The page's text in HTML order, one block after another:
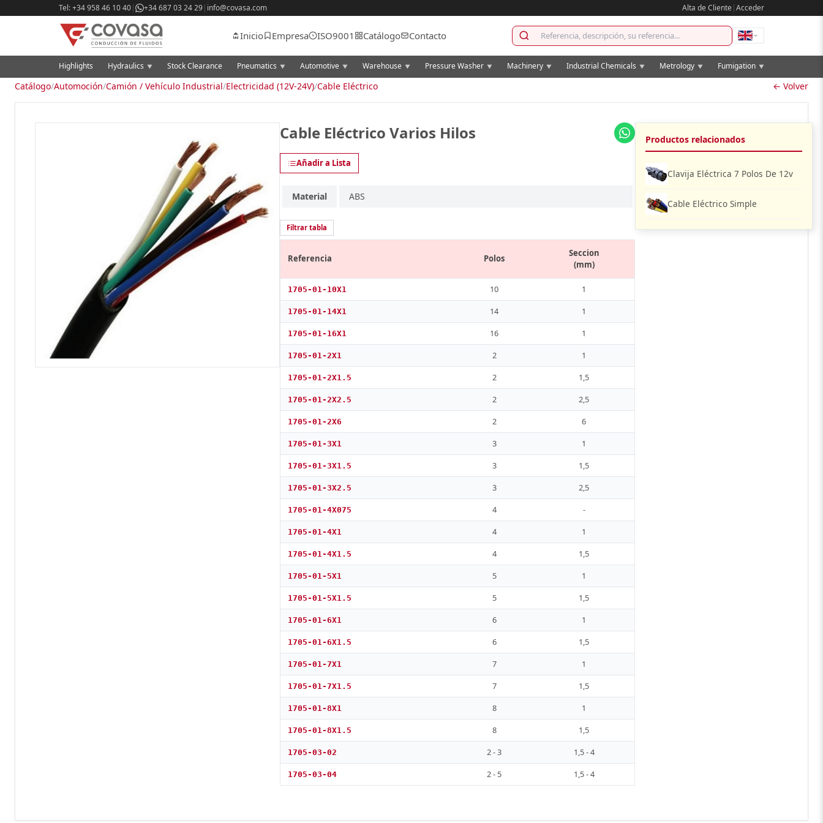
Tel: +34 958 46 10 40| +34 687 03 24 29| info@covasa.com Alta de Cliente|Acceder
Inicio Empresa ISO9001 Catálogo Contacto
Highlights Hydraulics ▼ Stock Clearance Pneumatics ▼ Automotive ▼ Warehouse ▼ Pressure Washer ▼ Machinery ▼ Industrial Chemicals ▼ Metrology ▼ Fumigation ▼
Catálogo/Automoción/Camión / Vehículo Industrial/Electricidad (12V-24V)/Cable Eléctrico ← Volver
Cable Eléctrico Varios Hilos
Añadir a Lista
Material ABS
Filtrar tabla
Referencia Polos
Seccion
(mm)
1705-01-10X1 10 1
1705-01-14X1 14 1
1705-01-16X1 16 1
1705-01-2X1 2 1
1705-01-2X1.5 2 1,5
1705-01-2X2.5 2 2,5
1705-01-2X6 2 6
1705-01-3X1 3 1
1705-01-3X1.5 3 1,5
1705-01-3X2.5 3 2,5
1705-01-4X075 4 -
1705-01-4X1 4 1
1705-01-4X1.5 4 1,5
1705-01-5X1 5 1
1705-01-5X1.5 5 1,5
1705-01-6X1 6 1
1705-01-6X1.5 6 1,5
1705-01-7X1 7 1
1705-01-7X1.5 7 1,5
1705-01-8X1 8 1
1705-01-8X1.5 8 1,5
1705-03-02 2 - 3 1,5 - 4
1705-03-04 2 - 5 1,5 - 4
Productos relacionados
Clavija Eléctrica 7 Polos De 12v
Cable Eléctrico Simple